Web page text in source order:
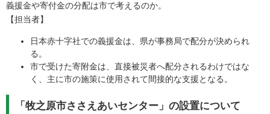
義援金や寄付金の分配は市で考えるのか。
【担当者】
日本赤十字社での義援金は、県が事務局で配分が決められ
る。
市で受けた寄附金は、直接被災者へ配分されるわけではな
く、主に市の施策に使用されて間接的な支援となる。​
「牧之原市ささえあいセンター」の設置について